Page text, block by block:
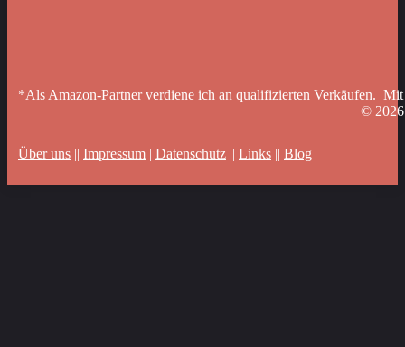
*Als Amazon-Partner verdiene ich an qualifizierten Verkäufen.
©
Über uns || Impressum | Datenschutz || Links || Blog